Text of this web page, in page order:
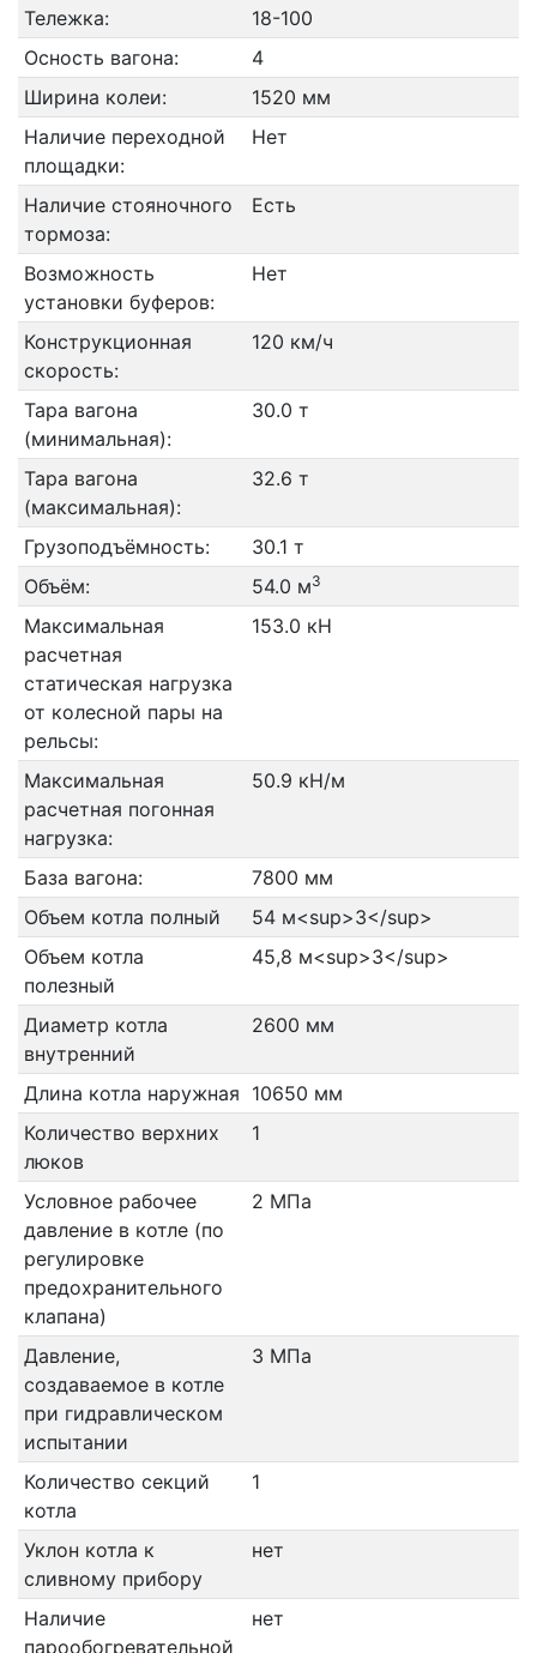
Тележка:
18-100
Осность вагона:
4
Ширина колеи:
1520 мм
Наличие переходной
площадки:
Нет
Наличие стояночного
тормоза:
Есть
Возможность
установки буферов:
Нет
Конструкционная
скорость:
120 км/ч
Тара вагона
(минимальная):
30.0 т
Тара вагона
(максимальная):
32.6 т
Грузоподъёмность:
30.1 т
Объём:
54.0 м3
Максимальная
расчетная
статическая нагрузка
от колесной пары на
рельсы:
153.0 кН
Максимальная
расчетная погонная
нагрузка:
50.9 кН/м
База вагона:
7800 мм
Объем котла полный
54 м<sup>3</sup>
Объем котла
полезный
45,8 м<sup>3</sup>
Диаметр котла
внутренний
2600 мм
Длина котла наружная 10650 мм
Количество верхних
люков
1
Условное рабочее
давление в котле (по
регулировке
предохранительного
клапана)
2 МПа
Давление,
создаваемое в котле
при гидравлическом
испытании
3 МПа
Количество секций
котла
1
Уклон котла к
сливному прибору
нет
Наличие
парообогревательной
нет